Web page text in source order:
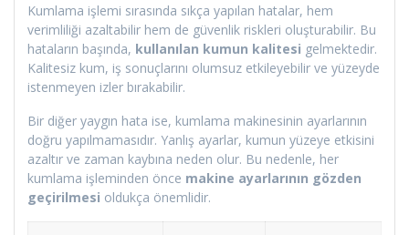
Kumlama işlemi sırasında sıkça yapılan hatalar, hem
verimliliği azaltabilir hem de güvenlik riskleri oluşturabilir. Bu
hataların başında, kullanılan kumun kalitesi gelmektedir.
Kalitesiz kum, iş sonuçlarını olumsuz etkileyebilir ve yüzeyde
istenmeyen izler bırakabilir.
Bir diğer yaygın hata ise, kumlama makinesinin ayarlarının
doğru yapılmamasıdır. Yanlış ayarlar, kumun yüzeye etkisini
azaltır ve zaman kaybına neden olur. Bu nedenle, her
kumlama işleminden önce makine ayarlarının gözden
geçirilmesi oldukça önemlidir.